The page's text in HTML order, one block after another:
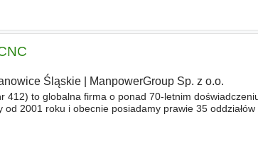
Śląskie| ManpowerGroup Sp. z o.o.
412) to globalna firma o ponad 70-letnim
2001 roku i obecnie posiadamy prawie 35 oddziałów